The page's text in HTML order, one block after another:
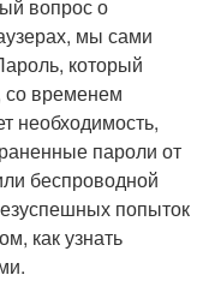
вопрос о
мы сами
который
со временем
необходимость,
пароли от
беспроводной
попыток
как узнать